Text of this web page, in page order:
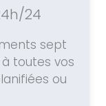
24
sept
toutes vos
ou